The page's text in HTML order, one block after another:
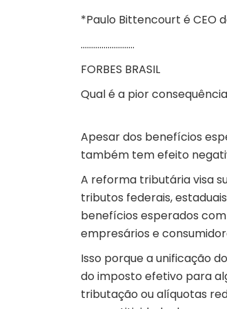
*Paulo Bittencourt é CEO
……………………..
FORBES BRASIL
Qual é a pior
Apesar dos benefícios
também tem efeito
A reforma tributária visa
tributos federais,
benefícios esperados
empresários e
Isso porque a unificação
do imposto efetivo para
tributação ou alíquotas